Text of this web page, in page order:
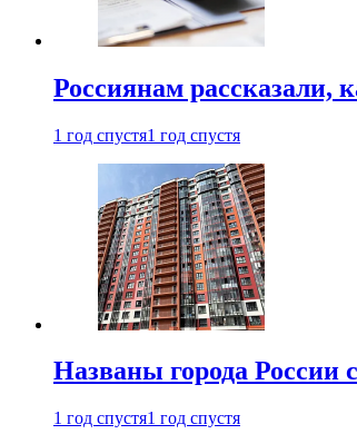
Россиянам рассказали,
1 год спустя1 год спустя
Названы города России
1 год спустя1 год спустя